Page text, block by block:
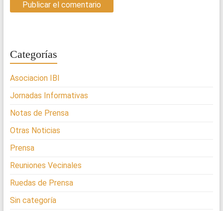
Categorías
Asociacion IBI
Jornadas Informativas
Notas de Prensa
Otras Noticias
Prensa
Reuniones Vecinales
Ruedas de Prensa
Sin categoría